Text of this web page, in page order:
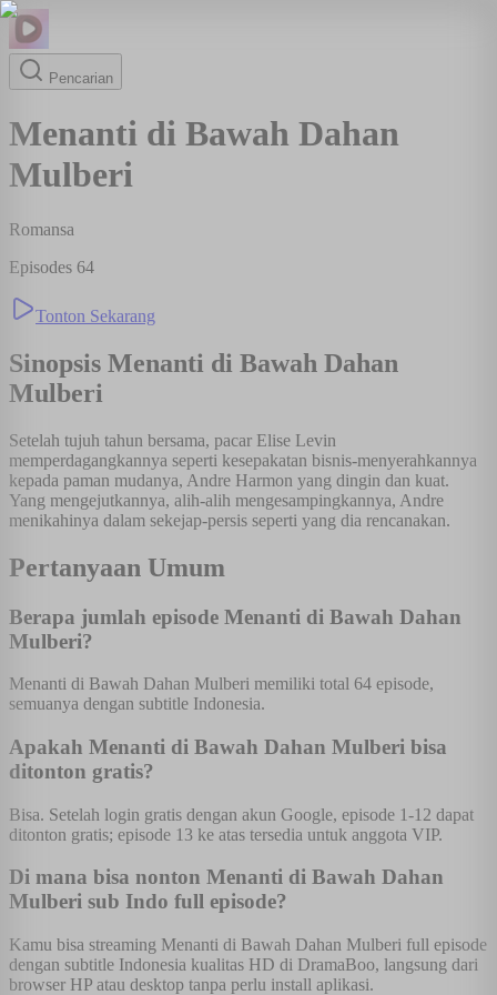
Pencarian
Menanti di Bawah Dahan
Mulberi
Romansa
Episodes 64
Tonton Sekarang
Sinopsis Menanti di Bawah Dahan
Mulberi
Setelah tujuh tahun bersama, pacar Elise Levin
memperdagangkannya seperti kesepakatan bisnis-menyerahkannya
kepada paman mudanya, Andre Harmon yang dingin dan kuat.
Yang mengejutkannya, alih-alih mengesampingkannya, Andre
menikahinya dalam sekejap-persis seperti yang dia rencanakan.
Pertanyaan Umum
Berapa jumlah episode Menanti di Bawah Dahan
Mulberi?
Menanti di Bawah Dahan Mulberi memiliki total 64 episode,
semuanya dengan subtitle Indonesia.
Apakah Menanti di Bawah Dahan Mulberi bisa
ditonton gratis?
Bisa. Setelah login gratis dengan akun Google, episode 1-12 dapat
ditonton gratis; episode 13 ke atas tersedia untuk anggota VIP.
Di mana bisa nonton Menanti di Bawah Dahan
Mulberi sub Indo full episode?
Kamu bisa streaming Menanti di Bawah Dahan Mulberi full episode
dengan subtitle Indonesia kualitas HD di DramaBoo, langsung dari
browser HP atau desktop tanpa perlu install aplikasi.